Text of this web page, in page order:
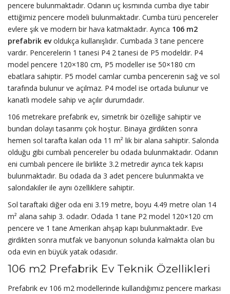
pencere bulunmaktadır. Odanın uç kısmında cumba diye tabir
ettiğimiz pencere modeli bulunmaktadır. Cumba türü pencereler
evlere şık ve modern bir hava katmaktadır. Ayrıca 106 m2
prefabrik evoldukça kullanışlıdır. Cumbada 3 tane pencere
vardır. Pencerelerin 1 tanesi P4 2 tanesi de P5 modeldir. P4
model pencere 120×180 cm, P5 modeller ise 50×180 cm
ebatlara sahiptir. P5 model camlar cumba pencerenin sağ ve sol
tarafında bulunur ve açılmaz. P4 model ise ortada bulunur ve
kanatlı modele sahip ve açılır durumdadır.
106 metrekare prefabrik ev, simetrik bir özelliğe sahiptir ve
bundan dolayı tasarımı çok hoştur. Binaya girdikten sonra
hemen sol tarafta kalan oda 11 m² lik bir alana sahiptir. Salonda
olduğu gibi cumbalı pencereler bu odada bulunmaktadır. Odanın
eni cumbalı pencere ile birlikte 3.2 metredir ayrıca tek kapısı
bulunmaktadır. Bu odada da 3 adet pencere bulunmakta ve
salondakiler ile aynı özelliklere sahiptir.
Sol taraftaki diğer oda eni 3.19 metre, boyu 4.49 metre olan 14
m² alana sahip 3. odadır. Odada 1 tane P2 model 120×120 cm
pencere ve 1 tane Amerikan ahşap kapı bulunmaktadır. Eve
girdikten sonra mutfak ve banyonun solunda kalmakta olan bu
oda evin en büyük yatak odasıdır.
106 m2 Prefabrik Ev Teknik Özellikleri
Prefabrik ev 106 m2 modellerinde kullandığımız pencere markası